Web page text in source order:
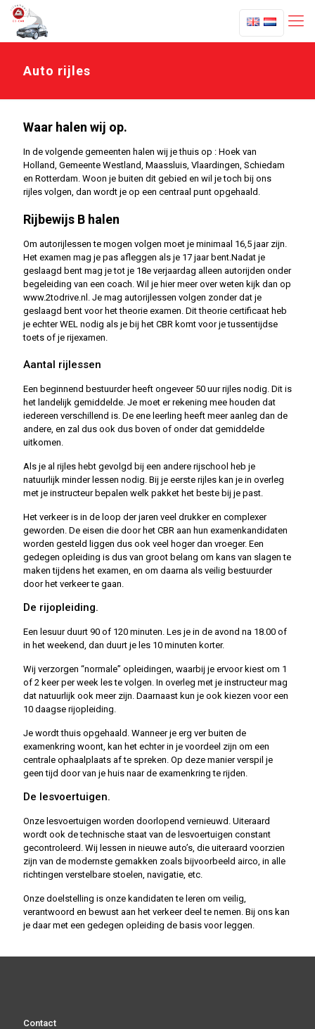
Auto rijles
Waar halen wij op.
In de volgende gemeenten halen wij je thuis op : Hoek van
Holland, Gemeente Westland, Maassluis, Vlaardingen, Schiedam
en Rotterdam. Woon je buiten dit gebied en wil je toch bij ons
rijles volgen, dan wordt je op een centraal punt opgehaald.
Rijbewijs B halen
Om autorijlessen te mogen volgen moet je minimaal 16,5 jaar zijn.
Het examen mag je pas afleggen als je 17 jaar bent.Nadat je
geslaagd bent mag je tot je 18e verjaardag alleen autorijden onder
begeleiding van een coach. Wil je hier meer over weten kijk dan op
www.2todrive.nl. Je mag autorijlessen volgen zonder dat je
geslaagd bent voor het theorie examen. Dit theorie certificaat heb
je echter WEL nodig als je bij het CBR komt voor je tussentijdse
toets of je rijexamen.
Aantal rijlessen
Een beginnend bestuurder heeft ongeveer 50 uur rijles nodig. Dit is
het landelijk gemiddelde. Je moet er rekening mee houden dat
iedereen verschillend is. De ene leerling heeft meer aanleg dan de
andere, en zal dus ook dus boven of onder dat gemiddelde
uitkomen.
Als je al rijles hebt gevolgd bij een andere rijschool heb je
natuurlijk minder lessen nodig. Bij je eerste rijles kan je in overleg
met je instructeur bepalen welk pakket het beste bij je past.
Het verkeer is in de loop der jaren veel drukker en complexer
geworden. De eisen die door het CBR aan hun examenkandidaten
worden gesteld liggen dus ook veel hoger dan vroeger. Een
gedegen opleiding is dus van groot belang om kans van slagen te
maken tijdens het examen, en om daarna als veilig bestuurder
door het verkeer te gaan.
De rijopleiding.
Een lesuur duurt 90 of 120 minuten. Les je in de avond na 18.00 of
in het weekend, dan duurt je les 10 minuten korter.
Wij verzorgen “normale” opleidingen, waarbij je ervoor kiest om 1
of 2 keer per week les te volgen. In overleg met je instructeur mag
dat natuurlijk ook meer zijn. Daarnaast kun je ook kiezen voor een
10 daagse rijopleiding.
Je wordt thuis opgehaald. Wanneer je erg ver buiten de
examenkring woont, kan het echter in je voordeel zijn om een
centrale ophaalplaats af te spreken. Op deze manier verspil je
geen tijd door van je huis naar de examenkring te rijden.
De lesvoertuigen.
Onze lesvoertuigen worden doorlopend vernieuwd. Uiteraard
wordt ook de technische staat van de lesvoertuigen constant
gecontroleerd. Wij lessen in nieuwe auto’s, die uiteraard voorzien
zijn van de modernste gemakken zoals bijvoorbeeld airco, in alle
richtingen verstelbare stoelen, navigatie, etc.
Onze doelstelling is onze kandidaten te leren om veilig,
verantwoord en bewust aan het verkeer deel te nemen. Bij ons kan
je daar met een gedegen opleiding de basis voor leggen.
Contact